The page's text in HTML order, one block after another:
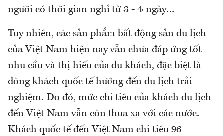
người có thời gian nghỉ từ 3 - 4 ngày…
Tuy nhiên, các sản phẩm bất động sản du lịch
của Việt Nam hiện nay vẫn chưa đáp ứng tốt
nhu cầu và thị hiếu của du khách, đặc biệt là
dòng khách quốc tế hướng đến du lịch trải
nghiệm. Do đó, mức chi tiêu của khách du lịch
đến Việt Nam vẫn còn thua xa với các nước.
Khách quốc tế đến Việt Nam chi tiêu 96